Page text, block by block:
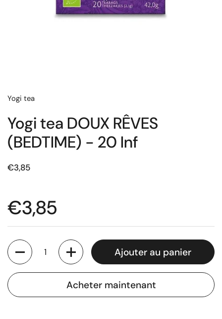
Yogi tea
Yogi tea DOUX RÊVES
(BEDTIME) - 20 Inf
€3,85
€3,85
Quantité
Ajouter au panier
Acheter maintenant